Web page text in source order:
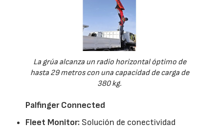
La grúa alcanza un radio horizontal óptimo de
hasta 29 metros con una capacidad de carga de
380 kg.
Palfinger Connected
Fleet Monitor: Solución de conectividad